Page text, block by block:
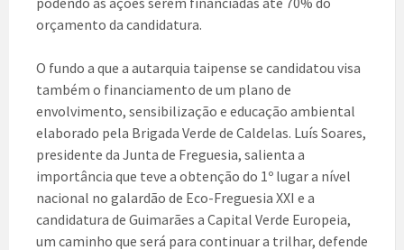
orçamento da candidatura.
O fundo a que a autarquia taipense se candidatou visa
também o financiamento de um plano de
envolvimento, sensibilização e educação ambiental
elaborado pela Brigada Verde de Caldelas. Luís Soares,
presidente da Junta de Freguesia, salienta a
importância que teve a obtenção do 1º lugar a nível
nacional no galardão de Eco-Freguesia XXI e a
candidatura de Guimarães a Capital Verde Europeia,
um caminho que será para continuar a trilhar, defende